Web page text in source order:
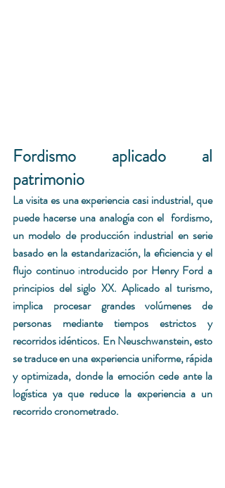
Fordismo aplicado al
patrimonio
La visita es una experiencia casi industrial, que
puede hacerse una analogía con el  fordismo,
un modelo de producción industrial en serie
basado en la estandarización, la eficiencia y el
flujo continuo introducido por Henry Ford a
principios del siglo XX. Aplicado al turismo,
implica procesar grandes volúmenes de
personas mediante tiempos estrictos y
recorridos idénticos. En Neuschwanstein, esto
se traduce en una experiencia uniforme, rápida
y optimizada, donde la emoción cede ante la
logística ya que reduce la experiencia a un
recorrido cronometrado.